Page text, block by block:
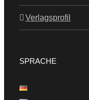
Verlagsprofil
SPRACHE